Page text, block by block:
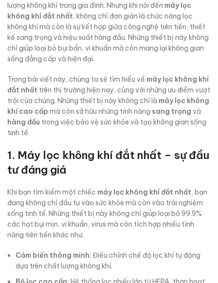
lượng không khí trong gia đình. Nhưng khi nói đến máy lọc
không khí đắt nhất, không chỉ đơn giản là chức năng lọc
không khí mà còn là sự kết hợp giữa công nghệ tiên tiến, thiết
kế sang trọng và hiệu suất hàng đầu. Những thiết bị này không
chỉ giúp loại bỏ bụi bẩn, vi khuẩn mà còn mang lại không gian
sống đẳng cấp và hiện đại.
Trong bài viết này, chúng ta sẽ tìm hiểu về máy lọc không khí
đắt nhất trên thị trường hiện nay, cùng với những ưu điểm vượt
trội của chúng. Những thiết bị này không chỉ là máy lọc không
khí cao cấp mà còn sở hữu những tính năng sang trọng và
hàng đầu trong việc bảo vệ sức khỏe và tạo không gian sống
tinh tế.
1. Máy lọc không khí đắt nhất – sự đầu
tư đáng giá
Khi bạn tìm kiếm một chiếc máy lọc không khí đắt nhất, bạn
đang không chỉ đầu tư vào sức khỏe mà còn vào trải nghiệm
sống tinh tế. Những thiết bị này không chỉ giúp loại bỏ 99.9%
các hạt bụi mịn, vi khuẩn, virus mà còn tích hợp nhiều tính
năng tiên tiến khác như:
Cảm biến thông minh: Điều chỉnh chế độ lọc khí tự động
dựa trên chất lượng không khí.